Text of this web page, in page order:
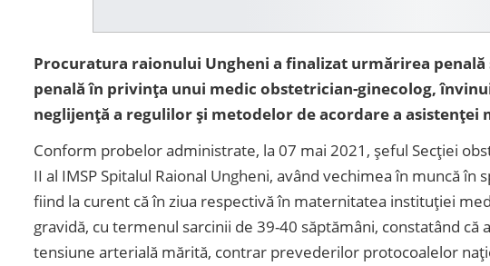
Procuratura raionului Ungheni a finalizat urmărirea penală
penală în privința unui medic obstetrician-ginecolog,
neglijenţă a regulilor şi metodelor de acordare a asistenţei
Conform probelor administrate, la 07 mai 2021, șeful Secției
II al IMSP Spitalul Raional Ungheni, având vechimea în muncă
fiind la curent că în ziua respectivă în maternitatea instituției
gravidă, cu termenul sarcinii de 39-40 săptămâni, constatând că
tensiune arterială mărită, contrar prevederilor protocoalelor